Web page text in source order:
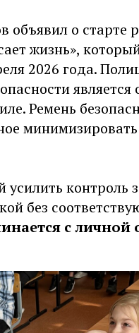
о старте
жизнь»,
2026 года.
является
Ремень
контроль
без
с личной